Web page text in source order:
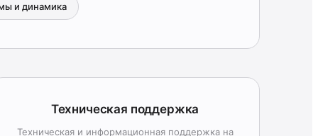
и динамика
Техническая поддержка
Техническая и информационная поддержка на